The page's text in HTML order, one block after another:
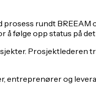
rundt
følge opp status på
Prosjektlederen
entreprenører og